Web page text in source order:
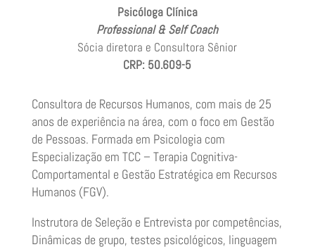
Psicóloga Clínica
Professional & Self Coach
Sócia diretora e Consultora Sênior
CRP: 50.609-5
Consultora de Recursos Humanos, com mais de 25
anos de experiência na área, com o foco em Gestão
de Pessoas. Formada em Psicologia com
Especialização em TCC – Terapia Cognitiva-
Comportamental e Gestão Estratégica em Recursos
Humanos (FGV).
Instrutora de Seleção e Entrevista por competências,
Dinâmicas de grupo, testes psicológicos, linguagem